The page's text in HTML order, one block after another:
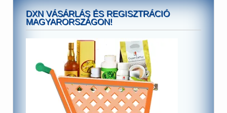
DXN VÁSÁRLÁS ÉS REGISZTRÁCIÓ
MAGYARORSZÁGON!